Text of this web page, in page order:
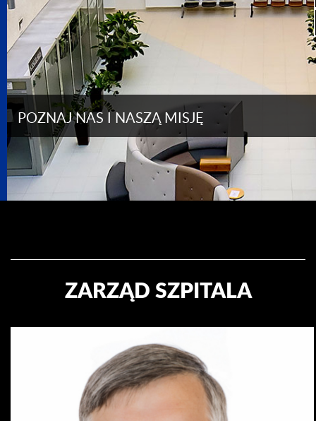
POZNAJ NAS I NASZĄ MISJĘ
ZARZĄD SZPITALA